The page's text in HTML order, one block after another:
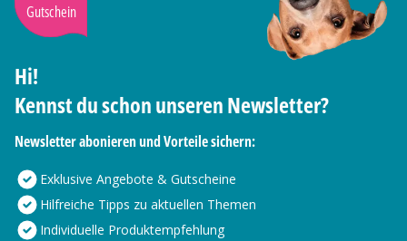
Gutschein
Hi!
Kennst du schon unseren Newsletter?
Newsletter abonieren und Vorteile sichern:
Exklusive Angebote & Gutscheine
Hilfreiche Tipps zu aktuellen Themen
Individuelle Produktempfehlung